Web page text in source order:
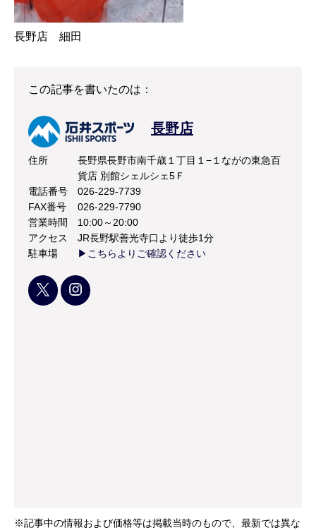
長野店 細田
この記事を書いたのは：
長野店
住所
長野県長野市南千歳１丁目１−１ながの東急百
貨店 別館シェルシェ5Ｆ
電話番号
026-229-7739
FAX番号
026-229-7790
営業時間
10:00～20:00
アクセス
JR長野駅善光寺口より徒歩1分
駐車場
▶こちらよりご確認ください
※記事中の情報および価格等は掲載当時のもので、最新では異な